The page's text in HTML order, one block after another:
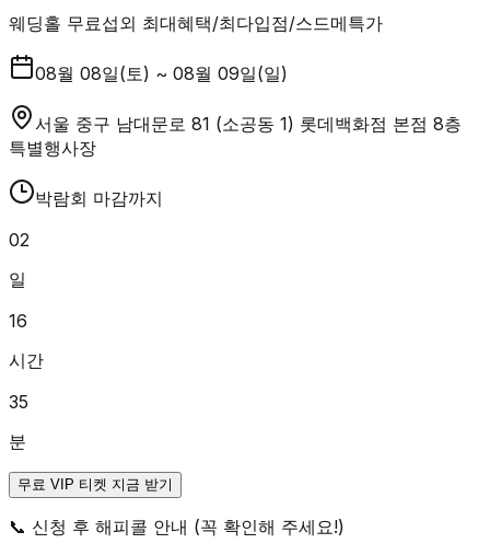
웨딩홀 무료섭외 최대혜택/최다입점/스드메특가
08월 08일(토) ~ 08월 09일(일)
서울 중구 남대문로 81 (소공동 1) 롯데백화점 본점 8층
특별행사장
박람회 마감까지
02
일
16
시간
35
분
무료 VIP 티켓 지금 받기
📞 신청 후 해피콜 안내 (꼭 확인해 주세요!)